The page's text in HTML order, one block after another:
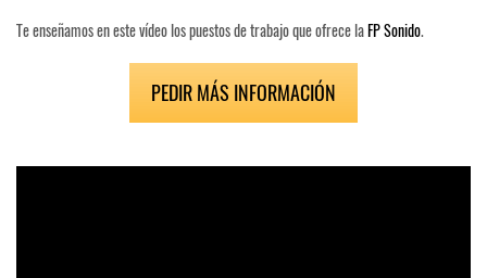
Te enseñamos en este vídeo los puestos de trabajo que ofrece laFP Sonido.
PEDIR MÁS INFORMACIÓN